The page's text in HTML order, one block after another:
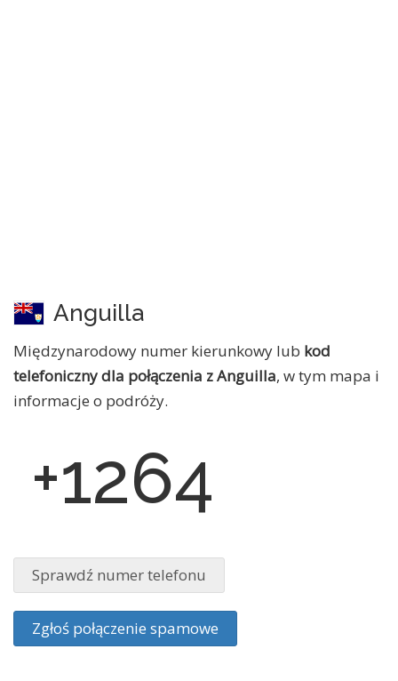
Anguilla
Międzynarodowy numer kierunkowy lub kod
telefoniczny dla połączenia z Anguilla, w tym mapa i
informacje o podróży.
+1264
Sprawdź numer telefonu
Zgłoś połączenie spamowe